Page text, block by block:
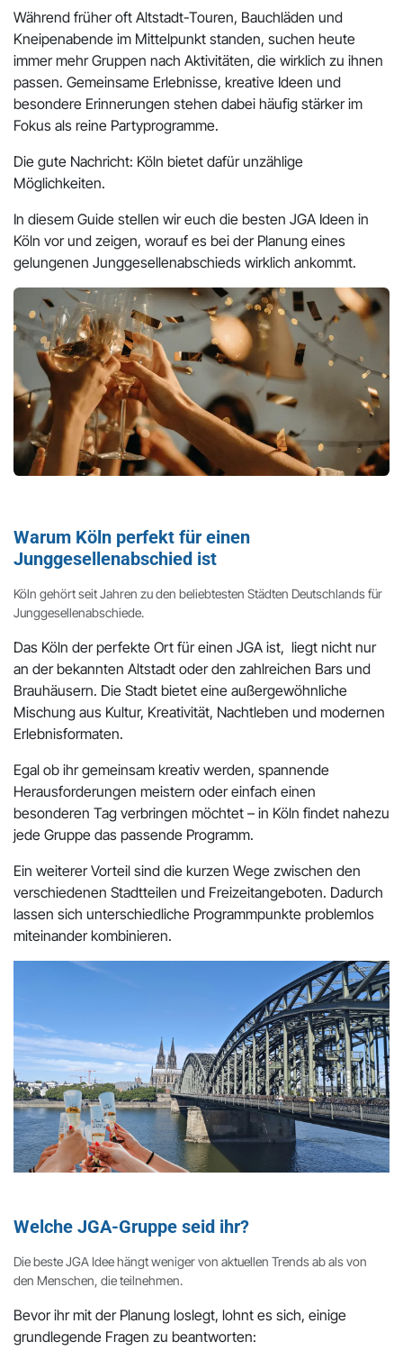
Während früher oft Altstadt-Touren, Bauchläden und
Kneipenabende im Mittelpunkt standen, suchen heute
immer mehr Gruppen nach Aktivitäten, die wirklich zu ihnen
passen. Gemeinsame Erlebnisse, kreative Ideen und
besondere Erinnerungen stehen dabei häufig stärker im
Fokus als reine Partyprogramme.
Die gute Nachricht: Köln bietet dafür unzählige
Möglichkeiten.
In diesem Guide stellen wir euch die besten JGA Ideen in
Köln vor und zeigen, worauf es bei der Planung eines
gelungenen Junggesellenabschieds wirklich ankommt.
Warum Köln perfekt für einen
Junggesellenabschied ist
Köln gehört seit Jahren zu den beliebtesten Städten Deutschlands für
Junggesellenabschiede.
Das Köln der perfekte Ort für einen JGA ist, liegt nicht nur
an der bekannten Altstadt oder den zahlreichen Bars und
Brauhäusern. Die Stadt bietet eine außergewöhnliche
Mischung aus Kultur, Kreativität, Nachtleben und modernen
Erlebnisformaten.
Egal ob ihr gemeinsam kreativ werden, spannende
Herausforderungen meistern oder einfach einen
besonderen Tag verbringen möchtet – in Köln findet nahezu
jede Gruppe das passende Programm.
Ein weiterer Vorteil sind die kurzen Wege zwischen den
verschiedenen Stadtteilen und Freizeitangeboten. Dadurch
lassen sich unterschiedliche Programmpunkte problemlos
miteinander kombinieren.
Welche JGA-Gruppe seid ihr?
Die beste JGA Idee hängt weniger von aktuellen Trends ab als von
den Menschen, die teilnehmen.
Bevor ihr mit der Planung loslegt, lohnt es sich, einige
grundlegende Fragen zu beantworten: